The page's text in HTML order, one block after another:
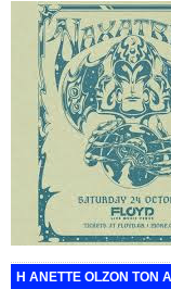
Η ANETTE OLZON